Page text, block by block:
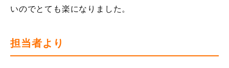
いのでとても楽になりました。
担当者より